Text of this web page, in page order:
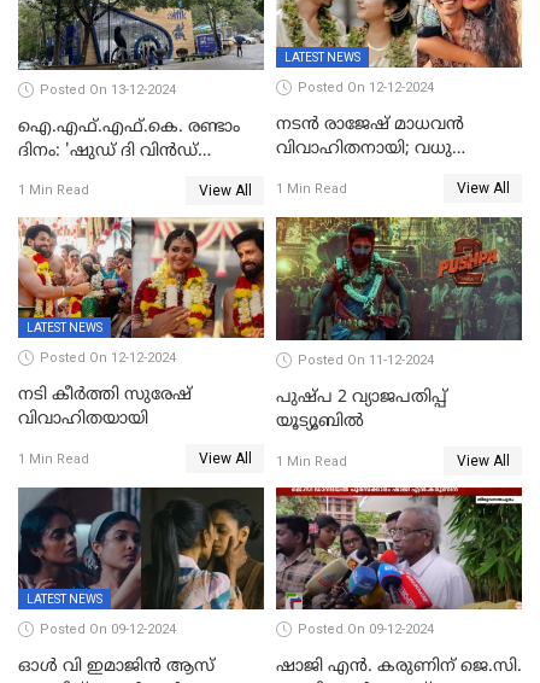
Posted On 13-12-2024
ഐ.എഫ്.എഫ്.കെ. രണ്ടാം
ദിനം: 'ഷുഡ് ദി വിൻഡ്
'കിഷ്‌കികിന്ധാ കാണ്ഡം' വരെ
1 Min Read View All
LATEST NEWS
Posted On 12-12-2024
നടൻ രാജേഷ് മാധവൻ
വിവാഹിതനായി; വധു
കാരാട്ട്
1 Min Read View All
LATEST NEWS
Posted On 12-12-2024
നടി കീർത്തി സുരേഷ്
വിവാഹിതയായി
1 Min Read View All
Posted On 11-12-2024
പുഷ്പ 2 വ്യാജപതിപ്പ്
യൂട്യൂബിൽ
1 Min Read View All
LATEST NEWS
Posted On 09-12-2024
ഓള്‍ വി ഇമാജിന്‍ ആസ്
Posted On 09-12-2024
ഷാജി എന്‍. കരുണിന് ജെ.സി.